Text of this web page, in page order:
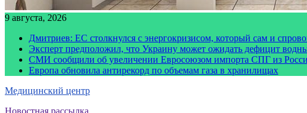
9 августа, 2026
Дмитриев: ЕС столкнулся с энергокризисом, который сам и
Эксперт предположил, что Украину может ожидать дефицит
СМИ сообщили об увеличении Евросоюзом импорта СПГ из
Европа обновила антирекорд по объемам газа в хранилищах
Медицинский центр
Новостная рассылка